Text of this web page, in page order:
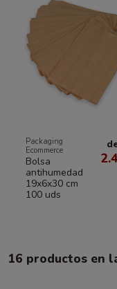
Packaging
Ecommerce
Bolsa
antihumedad
19x6x30 cm
100 uds
16 productos en